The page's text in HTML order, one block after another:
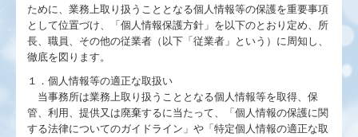
ブログ_一粒万倍
病医院の開業と経営改善
ために、業務上取り扱うこととなる個人情報等の保護を重要事項
として位置づけ、「個人情報保護方針」を以下のとおり定め、所
長、職員、その他の従業者（以下「従業者」という）に周知し、
徹底を図ります。
１．個人情報等の適正な取扱い
当事務所は業務上取り扱うこととなる個人情報等を取得、保
管、利用、提供又は廃棄するに当たって、「個人情報の保護に関
する法律についてのガイドライン」や「特定個人情報の適正な取